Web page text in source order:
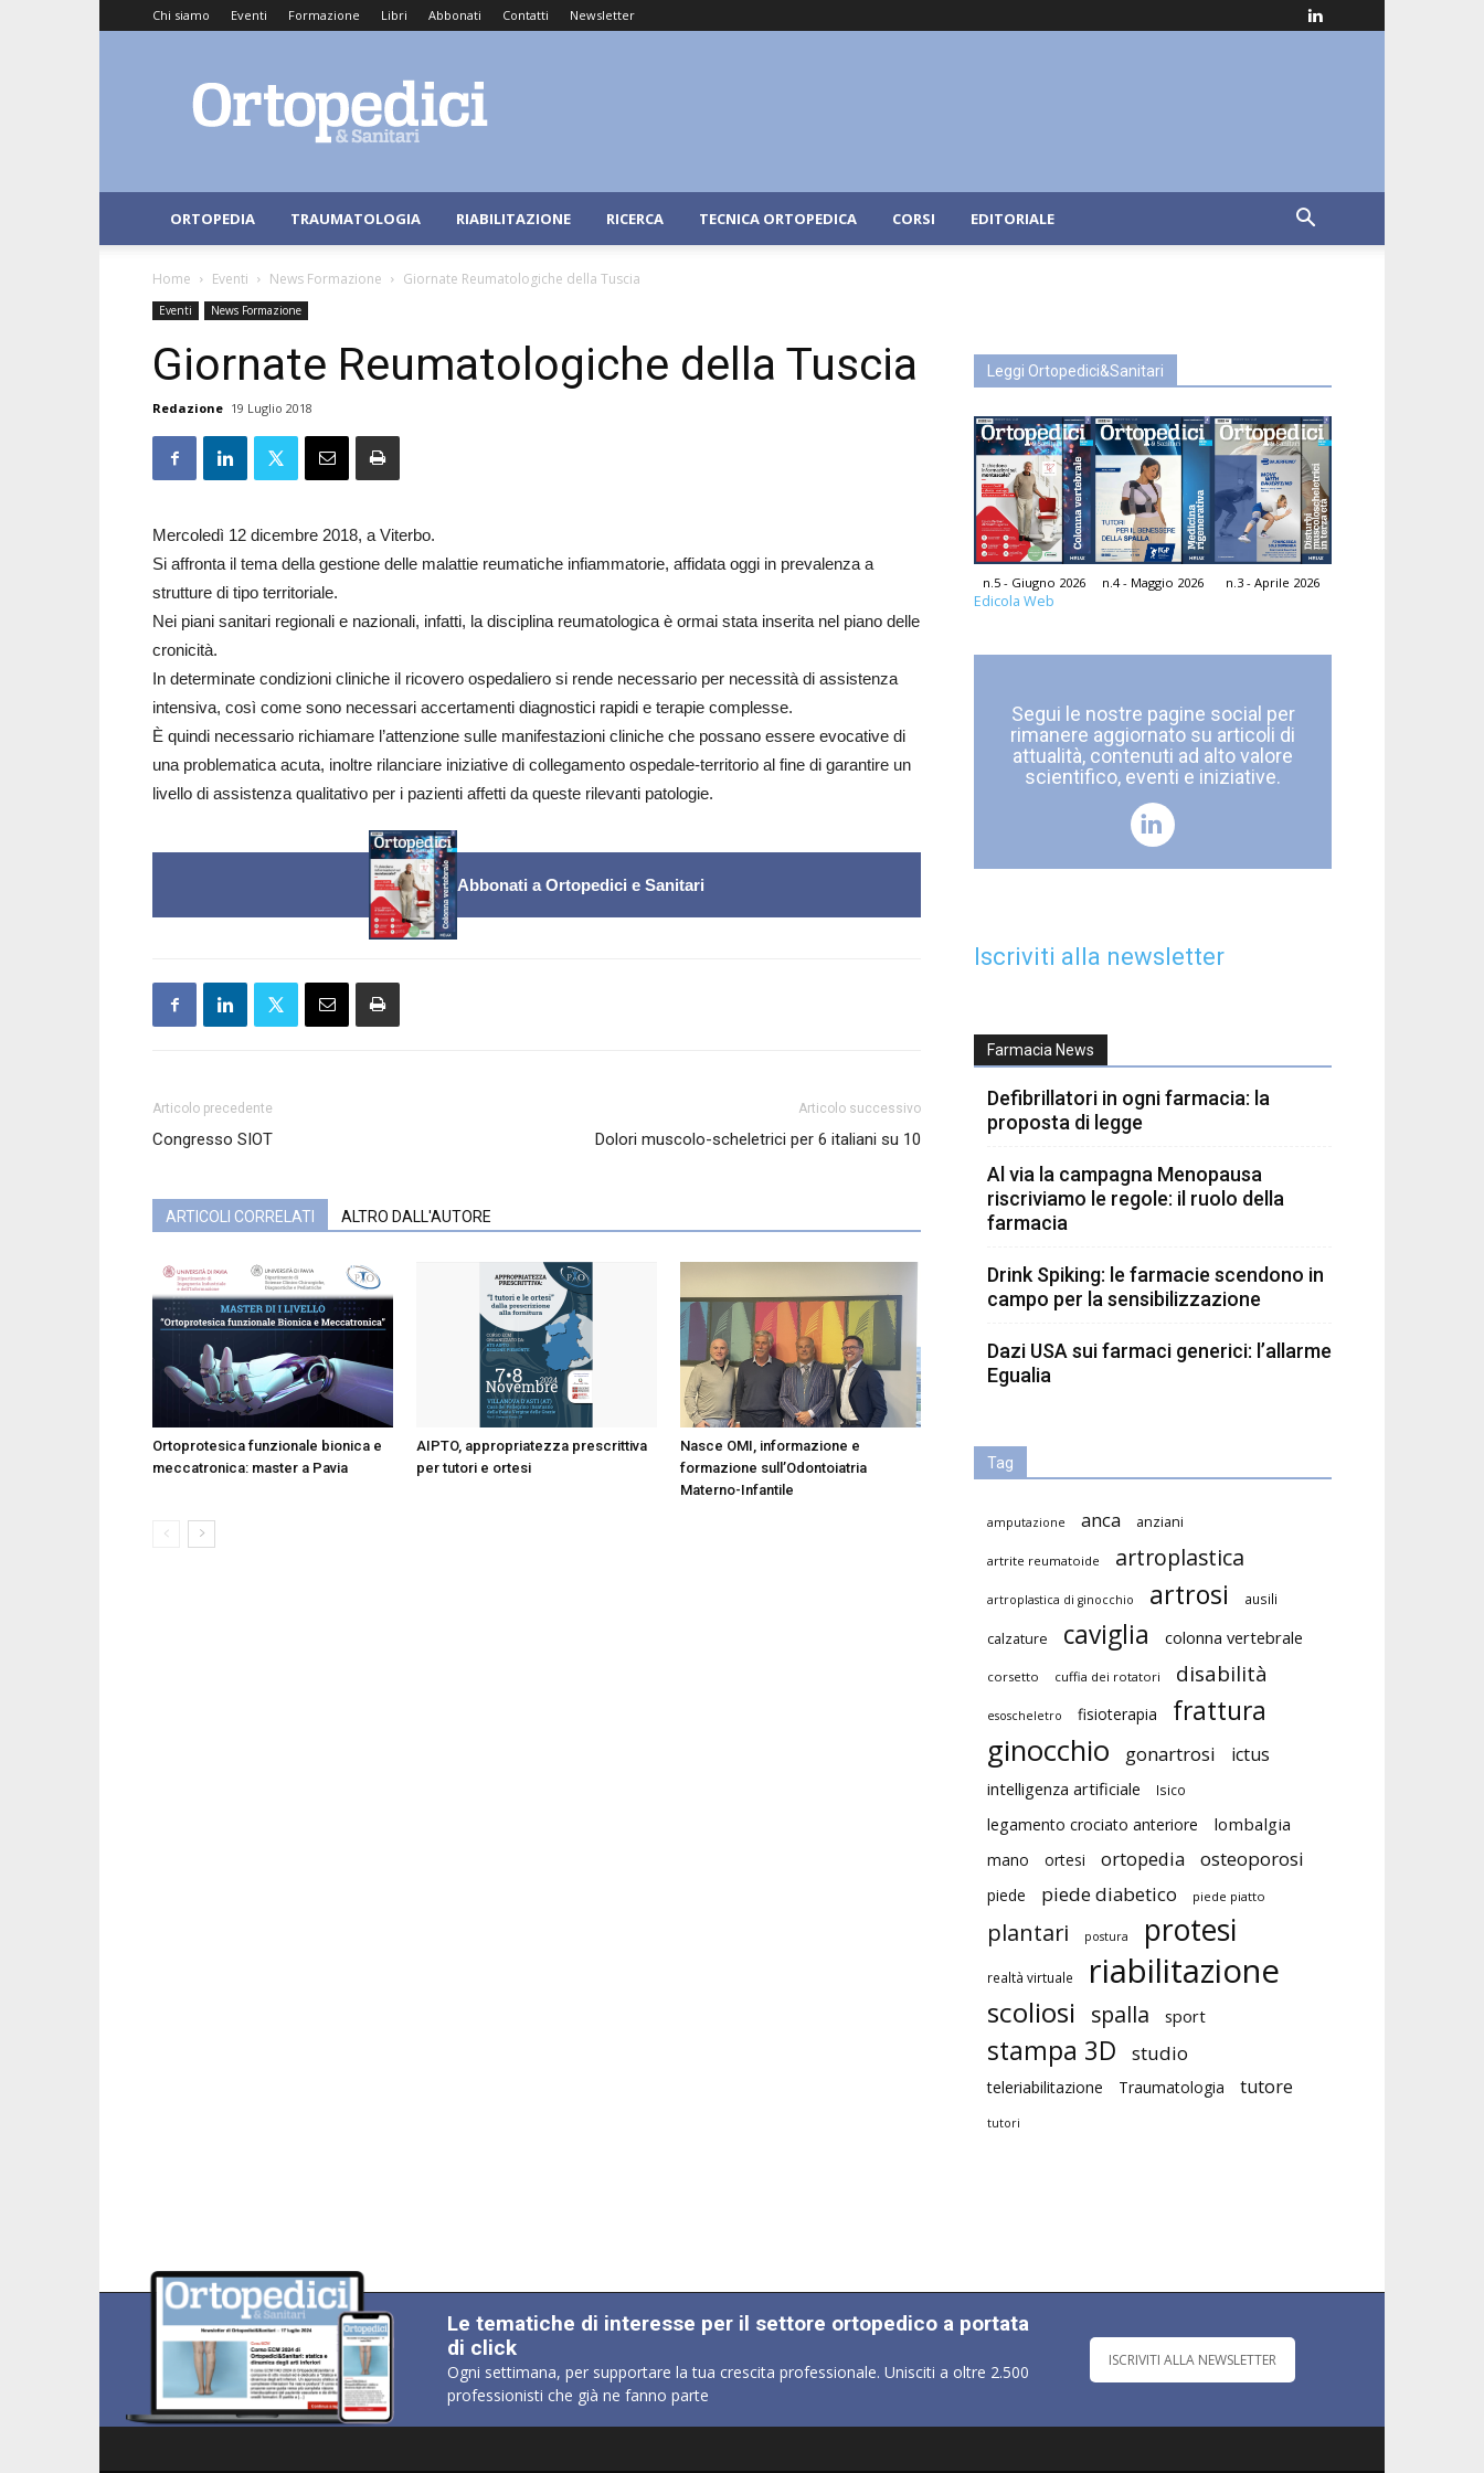
Chi siamo Eventi Formazione Libri Abbonati Contatti Newsletter
e
Sanitari
ORTOPEDIA TRAUMATOLOGIA RIABILITAZIONE RICERCA TECNICA ORTOPEDICA CORSI EDITORIALE
Home Eventi News Formazione Giornate Reumatologiche della Tuscia
Eventi News Formazione
Giornate Reumatologiche della Tuscia
Redazione 19 Luglio 2018
Mercoledì 12 dicembre 2018, a Viterbo.
Si affronta il tema della gestione delle malattie reumatiche infiammatorie, affidata oggi in prevalenza a
strutture di tipo territoriale.
Nei piani sanitari regionali e nazionali, infatti, la disciplina reumatologica è ormai stata inserita nel piano delle
cronicità.
In determinate condizioni cliniche il ricovero ospedaliero si rende necessario per necessità di assistenza
intensiva, così come sono necessari accertamenti diagnostici rapidi e terapie complesse.
È quindi necessario richiamare l’attenzione sulle manifestazioni cliniche che possano essere evocative di
una problematica acuta, inoltre rilanciare iniziative di collegamento ospedale-territorio al fine di garantire un
livello di assistenza qualitativo per i pazienti affetti da queste rilevanti patologie.
Abbonati a Ortopedici e Sanitari
Articolo precedente
Congresso SIOT
Articolo successivo
Dolori muscolo-scheletrici per 6 italiani su 10
ARTICOLI CORRELATI ALTRO DALL'AUTORE
Ortoprotesica funzionale bionica e
meccatronica: master a Pavia
AIPTO, appropriatezza prescrittiva
per tutori e ortesi
Nasce OMI, informazione e
formazione sull’Odontoiatria
Materno-Infantile
Leggi Ortopedici&Sanitari
n.5 - Giugno 2026 n.4 - Maggio 2026 n.3 - Aprile 2026
Edicola Web
Segui le nostre pagine social per
rimanere aggiornato su articoli di
attualità, contenuti ad alto valore
scientifico, eventi e iniziative.
Iscriviti alla newsletter
Farmacia News
Defibrillatori in ogni farmacia: la
proposta di legge
Al via la campagna Menopausa
riscriviamo le regole: il ruolo della
farmacia
Drink Spiking: le farmacie scendono in
campo per la sensibilizzazione
Dazi USA sui farmaci generici: l’allarme
Egualia
Tag
amputazione anca anziani
artrite reumatoide artroplastica
artroplastica di ginocchio artrosi ausili
calzature caviglia colonna vertebrale
corsetto cuffia dei rotatori disabilità
esoscheletro fisioterapia frattura
ginocchio gonartrosi ictus
intelligenza artificiale Isico
legamento crociato anteriore lombalgia
mano ortesi ortopedia osteoporosi
piede piede diabetico piede piatto
plantari postura protesi
realtà virtuale riabilitazione
scoliosi spalla sport
stampa 3D studio
teleriabilitazione Traumatologia tutore
tutori
Le tematiche di interesse per il settore ortopedico a portata
di click
Ogni settimana, per supportare la tua crescita professionale. Unisciti a oltre 2.500
professionisti che già ne fanno parte
ISCRIVITI ALLA NEWSLETTER